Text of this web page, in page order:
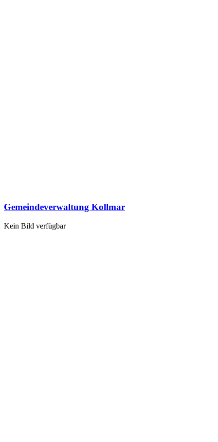
Gemeindeverwaltung Kollmar
Kein Bild verfügbar